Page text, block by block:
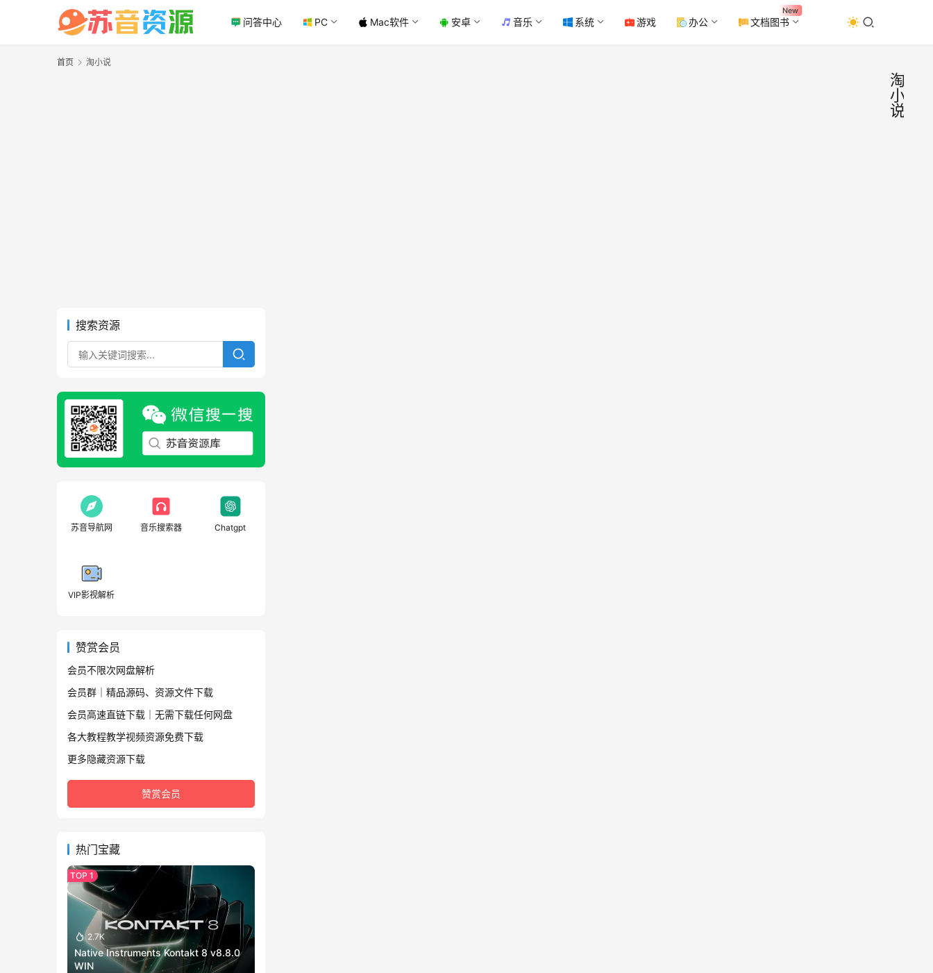
问答中心 PC Mac软件 安卓 音乐 系统 游戏 办公 文档图书
New
首页 淘小说
淘
小
说
搜索资源
苏音导航网 音乐搜索器 Chatgpt
VIP影视解析
赞赏会员
会员不限次网盘解析
会员群｜精品源码、资源文件下载
会员高速直链下载｜无需下载任何网盘
各大教程教学视频资源免费下载
更多隐藏资源下载
赞赏会员
热门宝藏
2.7K
Native Instruments Kontakt 8 v8.8.0
WIN